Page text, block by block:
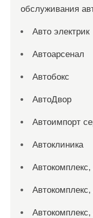
обслуживания
Авто электрик
Автоарсенал
Автобокс
АвтоДвор
Автоимпорт
Автоклиника